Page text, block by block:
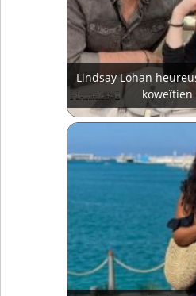
Lindsay Lohan
koweïtien